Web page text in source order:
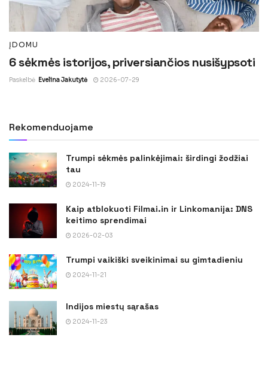
ĮDOMU
6 sėkmės istorijos, priversiančios nusišypsoti
Paskelbė Evelina Jakutytė 2026-07-29
Rekomenduojame
Trumpi sėkmės palinkėjimai: širdingi žodžiai
tau
2024-11-19
Kaip atblokuoti Filmai.in ir Linkomanija: DNS
keitimo sprendimai
2026-02-03
Trumpi vaikiški sveikinimai su gimtadieniu
2024-11-21
Indijos miestų sąrašas
2024-11-23